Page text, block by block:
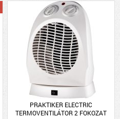
PRAKTIKER ELECTRIC
TERMOVENTILÁTOR 2 FOKOZAT